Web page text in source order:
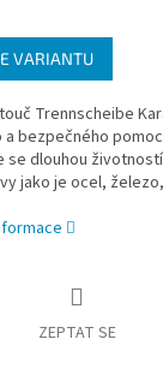
VARIANTU
Trennscheibe
bezpečného
se dlouhou
jako je ocel,
ZEPTAT SE